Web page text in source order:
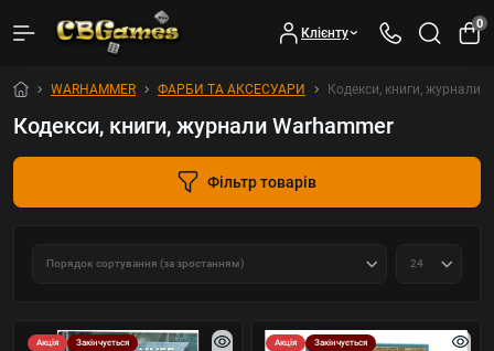
Клієнту
0
WARHAMMER ФАРБИ ТА АКСЕСУАРИ Кодекси, книги, журнали
Кодекси, книги, журнали Warhammer
Фільтр товарів
Акція Закінчується Акція Закінчується